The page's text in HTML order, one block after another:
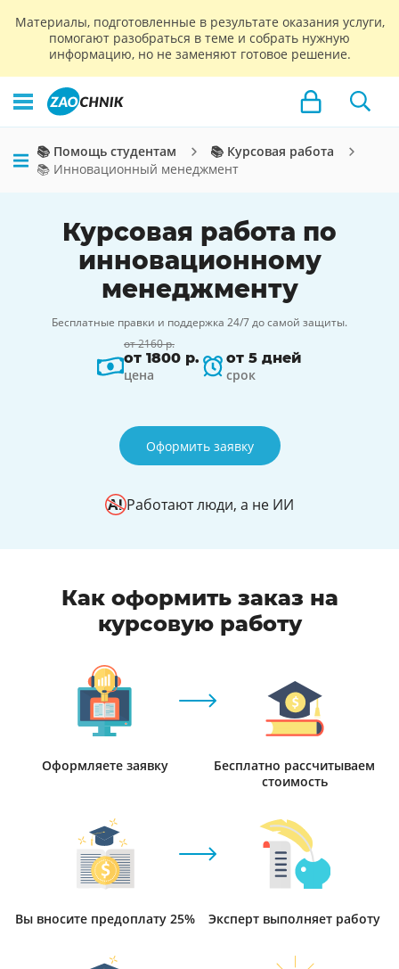
Материалы, подготовленные в результате оказания услуги,
помогают разобраться в теме и собрать нужную
информацию, но не заменяют готовое решение.
📚 Помощь студентам
📚 Курсовая работа
📚 Инновационный менеджмент
Курсовая работа по
инновационному
менеджменту
Бесплатные правки и поддержка 24/7 до самой защиты.
от 2160 р.
от 1800 р.
цена
от 5 дней
срок
Оформить заявку
Работают люди, а не ИИ
Как оформить заказ на
курсовую работу
Оформляете заявку
Бесплатно рассчитываем
стоимость
Вы вносите предоплату 25% Эксперт выполняет работу